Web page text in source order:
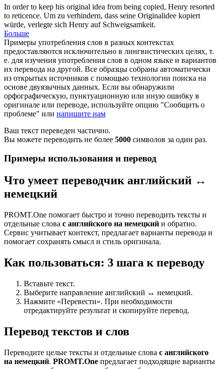
In order to keep his original idea from being copied, Henry resorted
to reticence. Um zu verhindern, dass seine Originalidee kopiert
würde, verlegte sich Henry auf Schweigsamkeit.
Больше
Примеры употребления слов в разных контекстах
предоставляются исключительно в лингвистических целях, т.
е. для изучения употребления слов в одном языке и вариантов
их перевода на другой. Все образцы собраны автоматически
из открытых источников с помощью технологии поиска на
основе двуязычных данных. Если вы обнаружили
орфографическую, пунктуационную или иную ошибку в
оригинале или переводе, используйте опцию "Сообщить о
проблеме" или напишите нам
Ваш текст переведен частично.
Вы можете переводить не более 5000 символов за один раз.
Примеры использования и перевод
Что умеет переводчик английский ↔
немецкий
PROMT.One помогает быстро и точно переводить тексты и
отдельные слова с английского на немецкий и обратно.
Сервис учитывает контекст, предлагает варианты перевода и
помогает сохранять смысл и стиль оригинала.
Как пользоваться: 3 шага к переводу
Вставьте текст.
Выберите направление английский ↔ немецкий.
Нажмите «Перевести». При необходимости
отредактируйте результат и скопируйте перевод.
Перевод текстов и слов
Переводите целые тексты и отдельные слова с английского
на немецкий. PROMT.One предлагает подходящие варианты